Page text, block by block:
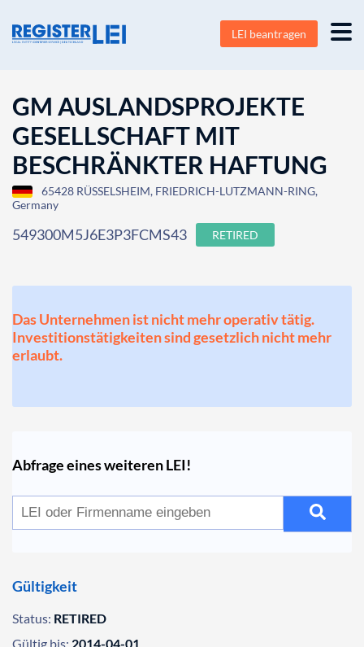
LEI beantragen
GM AUSLANDSPROJEKTE
GESELLSCHAFT MIT
BESCHRÄNKTER HAFTUNG
65428 RÜSSELSHEIM, FRIEDRICH-LUTZMANN-RING,
Germany
549300M5J6E3P3FCMS43 RETIRED
Das Unternehmen ist nicht mehr operativ tätig.
Investitionstätigkeiten sind gesetzlich nicht mehr
erlaubt.
Abfrage eines weiteren LEI!
Gültigkeit
Status: RETIRED
Gültig bis: 2014-04-01